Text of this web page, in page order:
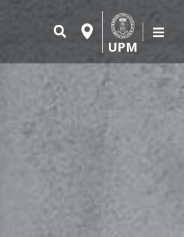
UPM